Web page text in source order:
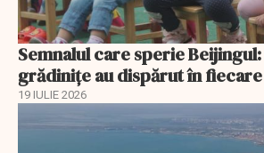
Semnalul care sperie
grădinițe au dispărut în
19 IULIE 2026